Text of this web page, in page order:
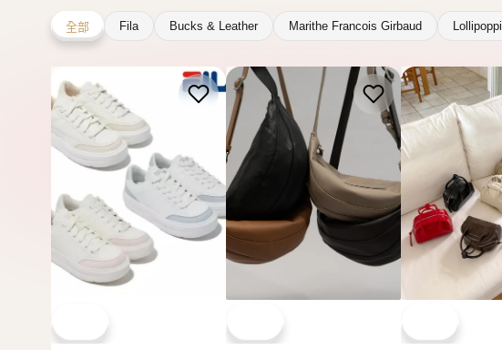
全部 Fila Bucks & Leather Marithe Francois Girbaud Lollipoppi